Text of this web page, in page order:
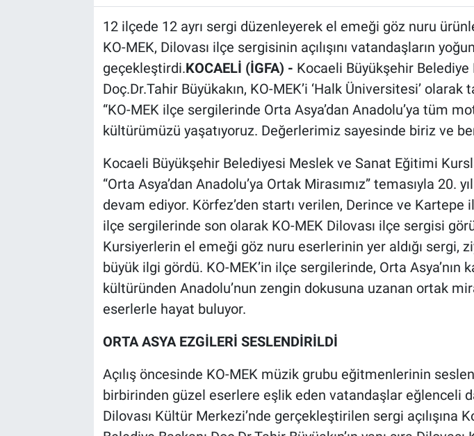
12 ilçede 12 ayrı sergi düzenleyerek el emeği göz nuru
KO-MEK, Dilovası ilçe sergisinin açılışını vatandaşların
geçekleştirdi.KOCAELİ (İGFA) - Kocaeli Büyükşehir Belediye
Doç.Dr.Tahir Büyükakın, KO-MEK’i ‘Halk Üniversitesi’ olarak
“KO-MEK ilçe sergilerinde Orta Asya’dan Anadolu’ya tüm
kültürümüzü yaşatıyoruz. Değerlerimiz sayesinde biriz ve
Kocaeli Büyükşehir Belediyesi Meslek ve Sanat Eğitimi
“Orta Asya’dan Anadolu’ya Ortak Mirasımız” temasıyla 20.
devam ediyor. Körfez’den startı verilen, Derince ve Kartepe
ilçe sergilerinde son olarak KO-MEK Dilovası ilçe sergisi
Kursiyerlerin el emeği göz nuru eserlerinin yer aldığı sergi,
büyük ilgi gördü. KO-MEK’in ilçe sergilerinde, Orta Asya’nın
kültüründen Anadolu’nun zengin dokusuna uzanan ortak
eserlerle hayat buluyor.
ORTA ASYA EZGİLERİ SESLENDİRİLDİ
Açılış öncesinde KO-MEK müzik grubu eğitmenlerinin
birbirinden güzel eserlere eşlik eden vatandaşlar eğlenceli
Dilovası Kültür Merkezi’nde gerçekleştirilen sergi açılışına